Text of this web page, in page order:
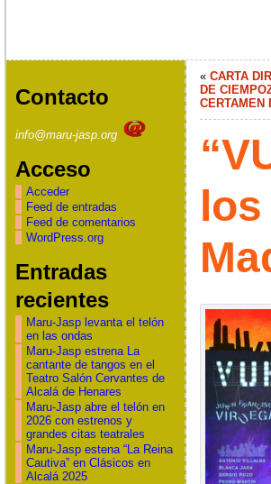
Contacto
info@maru-jasp.org
Acceso
Acceder
Feed de entradas
Feed de comentarios
WordPress.org
Entradas
recientes
Maru-Jasp levanta el telón
en las ondas
Maru-Jasp estrena La
cantante de tangos en el
Teatro Salón Cervantes de
Alcalá de Henares
Maru-Jasp abre el telón en
2026 con estrenos y
grandes citas teatrales
Maru-Jasp estena “La Reina
Cautiva” en Clásicos en
Alcalá 2025
« CARTA
DE
CERTAMEN